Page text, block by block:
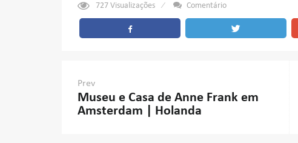
727Visualizações Comentário
Navegação
de
Prev
Museu e Casa de Anne Frank em
Amsterdam | Holanda